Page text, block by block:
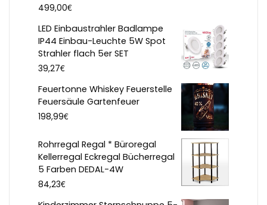
499,00€
LED Einbaustrahler Badlampe
IP44 Einbau-Leuchte 5W Spot
Strahler flach 5er SET
39,27€
Feuertonne Whiskey Feuerstelle
Feuersäule Gartenfeuer
198,99€
Rohrregal Regal * Büroregal
Kellerregal Eckregal Bücherregal
5 Farben DEDAL-4W
84,23€